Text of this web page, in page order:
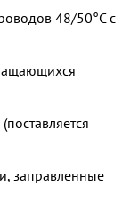
48/50°C с
заправленные